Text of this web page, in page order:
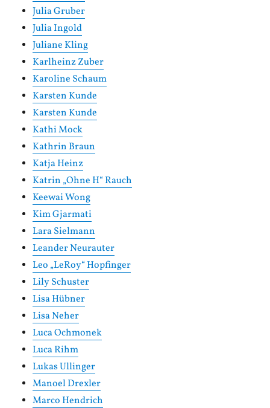
Julia Gruber
Julia Ingold
Juliane Kling
Karlheinz Zuber
Karoline Schaum
Karsten Kunde
Karsten Kunde
Kathi Mock
Kathrin Braun
Katja Heinz
Katrin „Ohne H“ Rauch
Keewai Wong
Kim Gjarmati
Lara Sielmann
Leander Neurauter
Leo „LeRoy“ Hopfinger
Lily Schuster
Lisa Hübner
Lisa Neher
Luca Ochmonek
Luca Rihm
Lukas Ullinger
Manoel Drexler
Marco Hendrich